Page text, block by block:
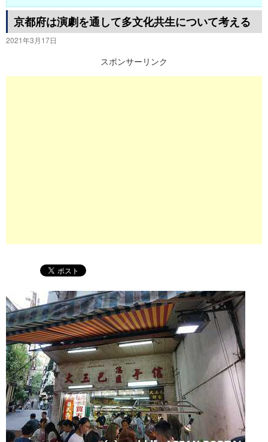
キ
ッ
京都府は演劇を通して多文化共生について考える
2021年3月17日
スポンサーリンク